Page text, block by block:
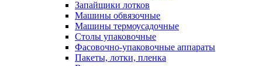
Запайщики лотков
Машины обвязочные
Машины термоусадочные
Столы упаковочные
Фасовочно-упаковочные аппараты
Пакеты, лотки, пленка